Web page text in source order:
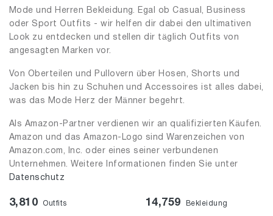
Mode und Herren Bekleidung. Egal ob Casual, Business
oder Sport Outfits - wir helfen dir dabei den ultimativen
Look zu entdecken und stellen dir täglich Outfits von
angesagten Marken vor.
Von Oberteilen und Pullovern über Hosen, Shorts und
Jacken bis hin zu Schuhen und Accessoires ist alles dabei,
was das Mode Herz der Männer begehrt.
Als Amazon-Partner verdienen wir an qualifizierten Käufen.
Amazon und das Amazon-Logo sind Warenzeichen von
Amazon.com, Inc. oder eines seiner verbundenen
Unternehmen. Weitere Informationen finden Sie unter
Datenschutz
3,810 Outfits 14,759 Bekleidung